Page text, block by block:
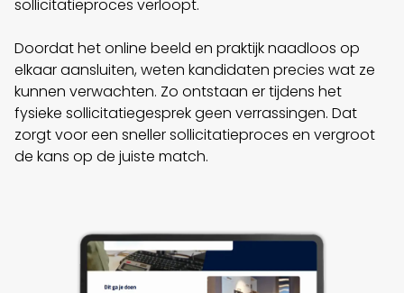
sollicitatieproces verloopt.
Doordat het online beeld en praktijk naadloos op
elkaar aansluiten, weten kandidaten precies wat ze
kunnen verwachten. Zo ontstaan er tijdens het
fysieke sollicitatiegesprek geen verrassingen. Dat
zorgt voor een sneller sollicitatieproces en vergroot
de kans op de juiste match.